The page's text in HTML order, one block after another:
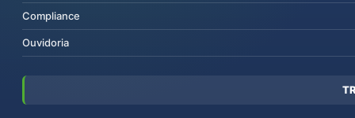
Compliance
Ouvidoria